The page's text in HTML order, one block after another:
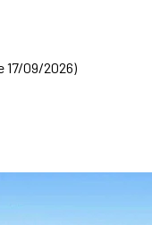
17/09/2026)